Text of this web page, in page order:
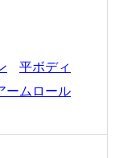
平ボディ
ームロール